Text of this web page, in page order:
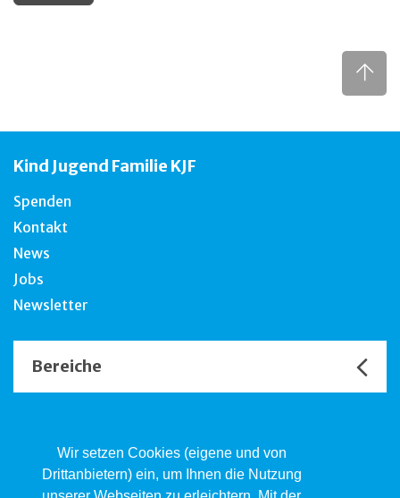
Wir setzen Cookies (eigene und von
Drittanbietern) ein, um Ihnen die Nutzung
Kind Jugend Familie KJF
Spenden
Kontakt
News
Jobs
Newsletter
Bereiche